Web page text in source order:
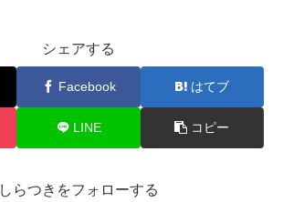
シェアする
Facebook はてブ
LINE コピー
しらつきをフォローする